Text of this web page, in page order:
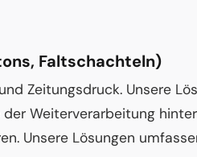
Faltschachteln)
Zeitungsdruck. Unsere
Weiterverarbeitung
Unsere Lösungen